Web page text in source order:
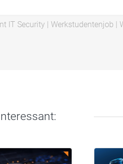
IT Security | Werkstudentenjob |